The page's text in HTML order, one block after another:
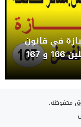
في قانون
المسطرة المدنية من خلال الفصلين 166 و 167